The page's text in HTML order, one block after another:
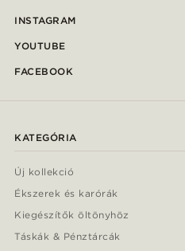
INSTAGRAM
YOUTUBE
FACEBOOK
KATEGÓRIA
Új kollekció
Ékszerek és karórák
Kiegészítők öltönyhöz
Táskák & Pénztárcák